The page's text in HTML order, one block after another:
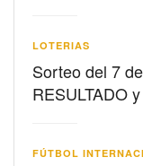
LOTERIAS
Sorteo del 7
RESULTADO
FÚTBOL